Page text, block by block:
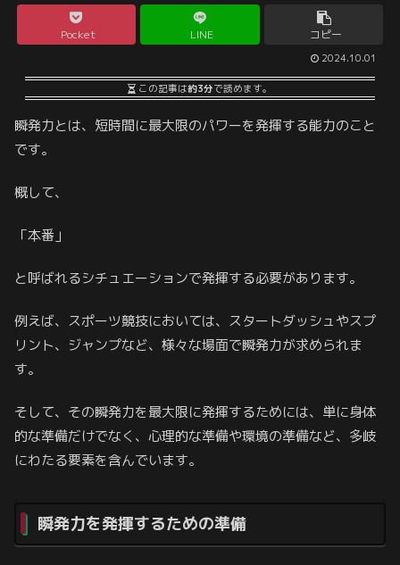
Pocket LINE コピー
2024.10.01
この記事は約3分で読めます。
瞬発力とは、短時間に最大限のパワーを発揮する能力のこと
です。
概して、
「本番」
と呼ばれるシチュエーションで発揮する必要があります。
例えば、スポーツ競技においては、スタートダッシュやスプ
リント、ジャンプなど、様々な場面で瞬発力が求められま
す。
そして、その瞬発力を最大限に発揮するためには、単に身体
的な準備だけでなく、心理的な準備や環境の準備など、多岐
にわたる要素を含んでいます。
瞬発力を発揮するための準備